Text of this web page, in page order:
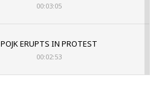
00:03:05
POJK ERUPTS IN PROTEST
00:02:53